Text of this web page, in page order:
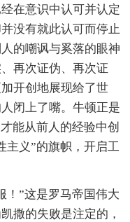
在意识中认可并认定
没有就此认可而停止
的嘲讽与奚落的眼神
再次证伪、再次证
开创地展现给了世
闭上了嘴。牛顿正是
能从前人的经验中创
主义”的旗帜，开启工
！”这是罗马帝国伟大
撒的失败是注定的，